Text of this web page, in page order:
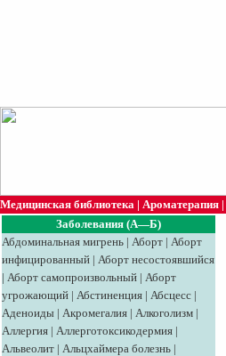
Медицинская библиотека | Ароматерапия |
Заболевания (А—Б)
Абдоминальная мигрень | Аборт | Аборт
инфицированный | Аборт несостоявшийся
| Аборт самопроизвольный | Аборт
угрожающий | Абстиненция | Абсцесс |
Аденоиды | Акромегалия | Алкоголизм |
Аллергия | Аллерготоксикодермия |
Альвеолит | Альцхаймера болезнь |